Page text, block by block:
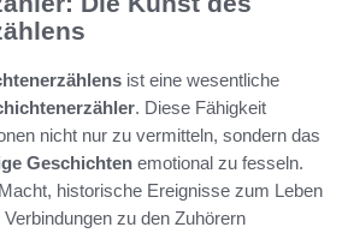
ist eine wesentliche
. Diese Fähigkeit
nicht nur zu vermitteln, sondern das
Geschichten emotional zu fesseln.
historische Ereignisse zum Leben
zu den Zuhörern